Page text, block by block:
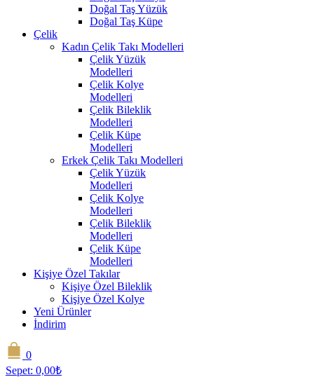
Doğal Taş Yüzük
Doğal Taş Küpe
Çelik
Kadın Çelik Takı Modelleri
Çelik Yüzük
Modelleri
Çelik Kolye
Modelleri
Çelik Bileklik
Modelleri
Çelik Küpe
Modelleri
Erkek Çelik Takı Modelleri
Çelik Yüzük
Modelleri
Çelik Kolye
Modelleri
Çelik Bileklik
Modelleri
Çelik Küpe
Modelleri
Kişiye Özel Takılar
Kişiye Özel Bileklik
Kişiye Özel Kolye
Yeni Ürünler
İndirim
0
Sepet: 0,00₺